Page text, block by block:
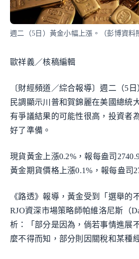
週二（5日）黃金小幅上漲。（彭博資料
歐祥義／核稿編輯
〔財經頻道／綜合報導〕週二（5
民調顯示川普和賀錦麗在美國總統
有爭議結果的可能性很高，投資者
好了準備。
現貨黃金上漲0.2%，報每盎司
黃金期貨價格上漲0.1%，報每盎司
《路透》報導，黃金受到「選舉的
RJO資深市場策略師帕維洛尼斯（
析：「部分是因為，倘若事情進展
麼不得而知，部分則因關稅和某種